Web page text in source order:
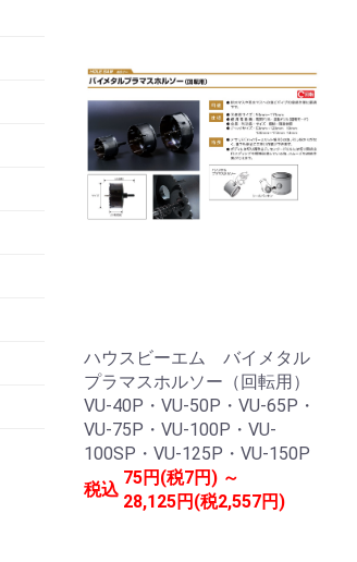
ハウスビーエム バイメタル
プラマスホルソー（回転用）
VU-40P・VU-50P・VU-65P・
VU-75P・VU-100P・VU-
100SP・VU-125P・VU-150P
税込
75円(税7円) ～
28,125円(税2,557円)